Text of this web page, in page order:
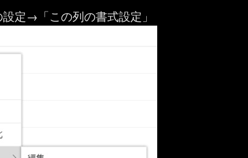
定→「この列の書式設定」